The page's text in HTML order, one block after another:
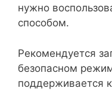
нужно
способом.
Рекомендуется
безопасном
поддерживается